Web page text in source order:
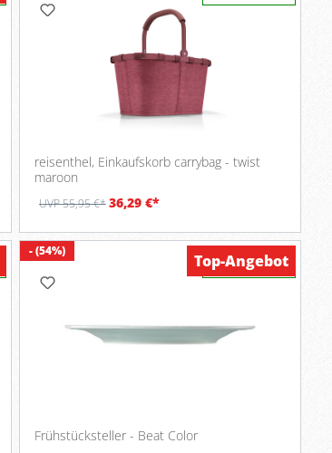
reisenthel, Einkaufskorb carrybag - twist
maroon
UVP 55,95 €*36,29 €*
- (54%)
Frühstücksteller - Beat Color
Verfügbar
Top-Angebot